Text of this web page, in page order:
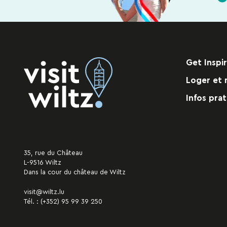
Get
Loger et
Infos
35, rue du Château
L-9516 Wiltz
Dans la cour du château de Wiltz
visit@wiltz.lu
Tél. : (+352) 95 99 39 250